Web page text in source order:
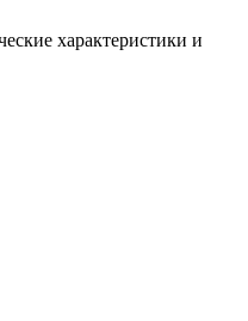
характеристики и